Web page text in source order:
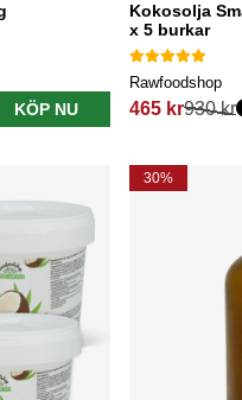
KÖP NU
Kokosolja
x 5 burkar
Rawfoodshop
465 kr
Ordinarie930 kr
30%